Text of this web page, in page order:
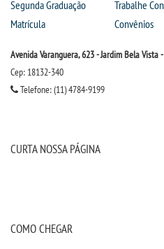
Segunda Graduação
Matrícula
Trabalhe
Convênios
Avenida Varanguera, 623 - Jardim Bela Vista
Cep: 18132-340
Telefone: (11) 4784-9199
CURTA NOSSA PÁGINA
COMO CHEGAR